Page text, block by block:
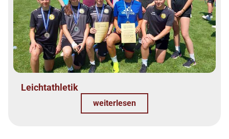
Leichtathletik
weiterlesen